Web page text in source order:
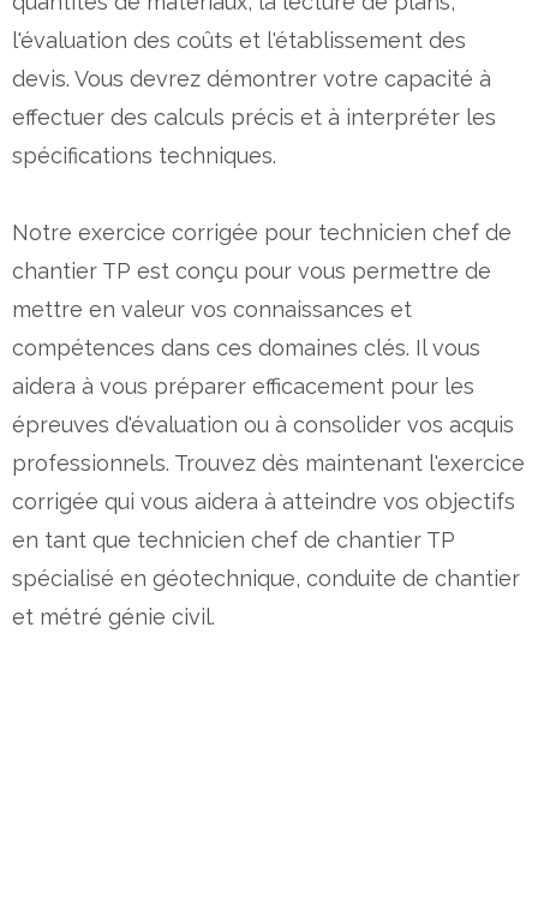
l'évaluation des coûts et l'établissement des
devis. Vous devrez démontrer votre capacité à
effectuer des calculs précis et à interpréter les
spécifications techniques.
Notre exercice corrigée pour technicien chef de
chantier TP est conçu pour vous permettre de
mettre en valeur vos connaissances et
compétences dans ces domaines clés. Il vous
aidera à vous préparer efficacement pour les
épreuves d'évaluation ou à consolider vos acquis
professionnels. Trouvez dès maintenant l'exercice
corrigée qui vous aidera à atteindre vos objectifs
en tant que technicien chef de chantier TP
spécialisé en géotechnique, conduite de chantier
et métré génie civil.